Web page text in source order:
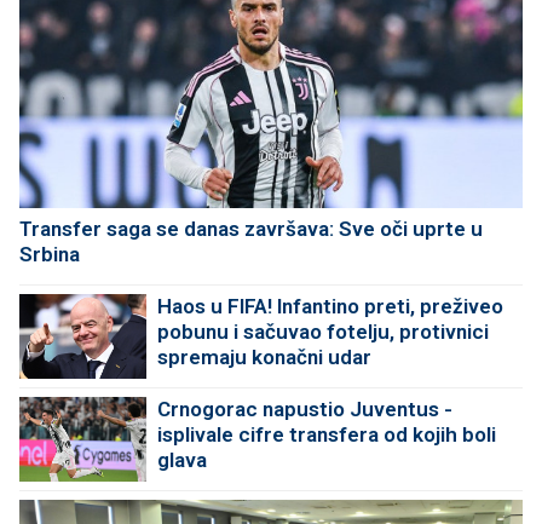
Transfer saga se danas završava: Sve oči uprte u
Srbina
Haos u FIFA! Infantino preti, preživeo
pobunu i sačuvao fotelju, protivnici
spremaju konačni udar
Crnogorac napustio Juventus -
isplivale cifre transfera od kojih boli
glava